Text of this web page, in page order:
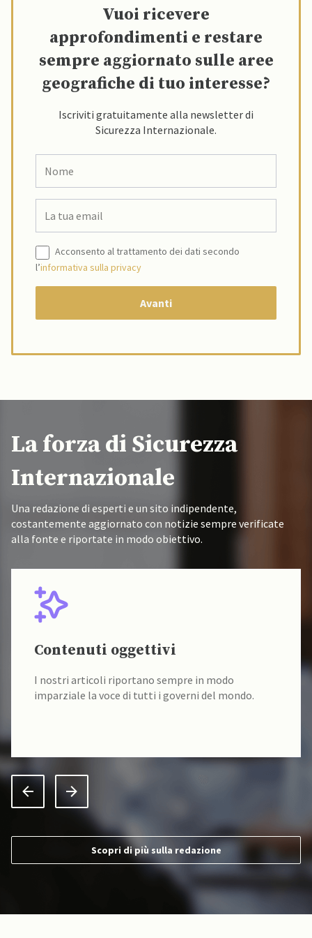
Vuoi ricevere
approfondimenti e restare
sempre aggiornato sulle aree
geografiche di tuo interesse?
Iscriviti gratuitamente alla newsletter di
Sicurezza Internazionale.
Acconsento al trattamento dei dati secondo
l’informativa sulla privacy
La forza di Sicurezza
Internazionale
Una redazione di esperti e un sito indipendente,
costantemente aggiornato con notizie sempre verificate
alla fonte e riportate in modo obiettivo.
Contenuti oggettivi
I nostri articoli riportano sempre in modo
imparziale la voce di tutti i governi del mondo.
Scopri di più sulla redazione